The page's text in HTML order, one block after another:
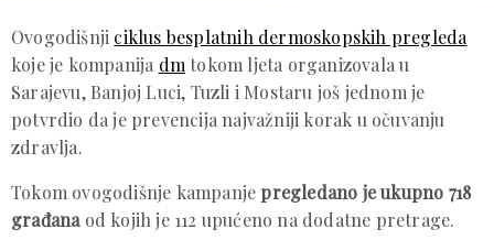
Ovogodišnji ciklus besplatnih dermoskopskih pregleda
koje je kompanija dm tokom ljeta organizovala u
Sarajevu, Banjoj Luci, Tuzli i Mostaru još jednom je
potvrdio da je prevencija najvažniji korak u očuvanju
zdravlja.
Tokom ovogodišnje kampanjepregledano je ukupno 718
građanaod kojih je 112 upućeno na dodatne pretrage.